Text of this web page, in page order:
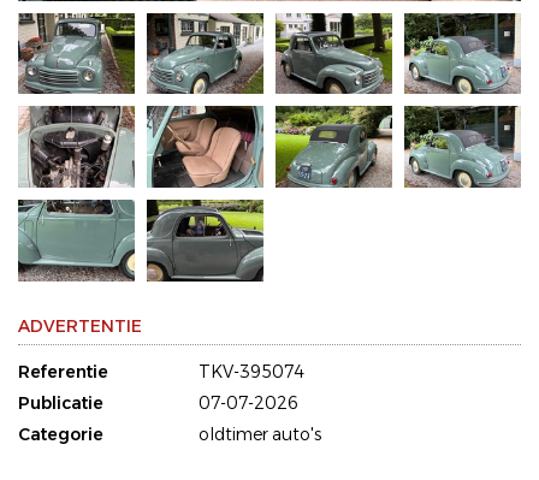
ADVERTENTIE
Referentie
TKV-395074
Publicatie
07-07-2026
Categorie
oldtimer auto's